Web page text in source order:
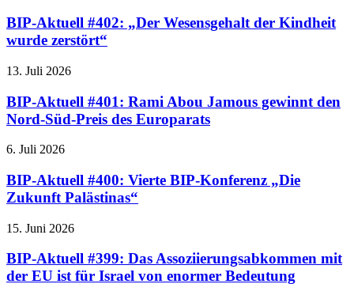
BIP-Aktuell #402: „Der Wesensgehalt der Kindheit
wurde zerstört“
13. Juli 2026
BIP-Aktuell #401: Rami Abou Jamous gewinnt den
Nord-Süd-Preis des Europarats
6. Juli 2026
BIP-Aktuell #400: Vierte BIP-Konferenz „Die
Zukunft Palästinas“
15. Juni 2026
BIP-Aktuell #399: Das Assoziierungsabkommen mit
der EU ist für Israel von enormer Bedeutung